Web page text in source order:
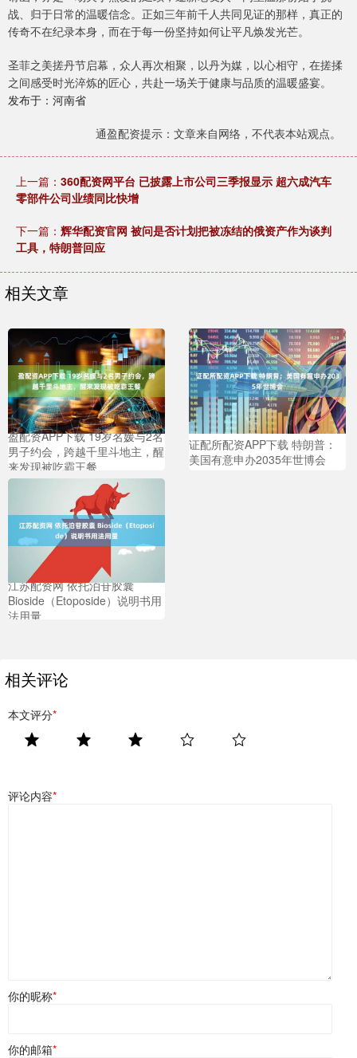
战、归于日常的温暖信念。正如三年前千人共同见证的那样，真正的
传奇不在纪录本身，而在于每一份坚持如何让平凡焕发光芒。
圣菲之美搓丹节启幕，众人再次相聚，以丹为媒，以心相守，在搓揉
之间感受时光淬炼的匠心，共赴一场关于健康与品质的温暖盛宴。
发布于：河南省
通盈配资提示：文章来自网络，不代表本站观点。
上一篇： 360配资网平台 已披露上市公司三季报显示 超六成汽车
零部件公司业绩同比快增
下一篇： 辉华配资官网 被问是否计划把被冻结的俄资产作为谈判
工具，特朗普回应
相关文章
盈配资APP下载 19岁名媛与2名
男子约会，跨越千里斗地主，醒
来发现被吃霸王餐
证配所配资APP下载 特朗普：
美国有意申办2035年世博会
江苏配资网 依托泊苷胶囊
Bioside（Etoposide）说明书用
法用量
相关评论
本文评分*
评论内容*
你的昵称*
你的邮箱*